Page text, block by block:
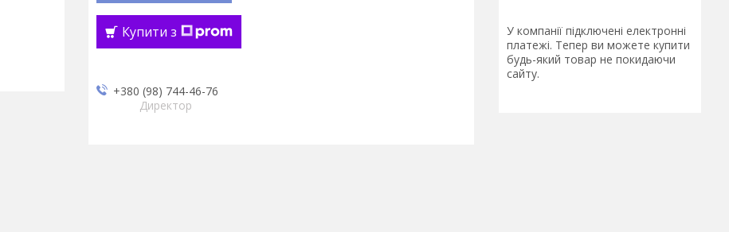
Купити з
+380 (98) 744-46-76
Директор
У компанії підключені електронні
платежі. Тепер ви можете купити
будь-який товар не покидаючи
сайту.